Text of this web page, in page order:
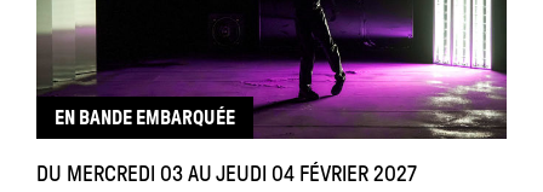
EN BANDE EMBARQUÉE
DU MERCREDI 03 AU JEUDI 04 FÉVRIER 2027